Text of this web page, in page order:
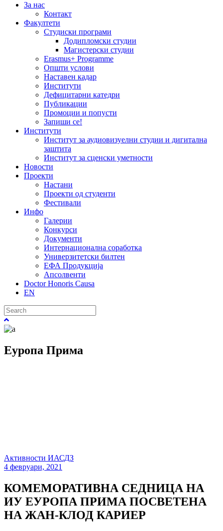
За нас
Контакт
Факултети
Студиски програми
Додипломски студии
Магистерски студии
Erasmus+ Programme
Општи услови
Наставен кадар
Институти
Дефицитарни катедри
Публикации
Промоции и попусти
Запиши се!
Институти
Институт за аудиовизуелни студии и дигитална
заштита
Институт за сценски уметности
Новости
Проекти
Настани
Проекти од студенти
Фестивали
Инфо
Галерии
Конкурси
Документи
Интернационална соработка
Универзитетски билтен
ЕФА Продукција
Апсолвенти
Doctor Honoris Causa
EN
Еуропа Прима
Активности ИАСДЗ
4 февруари, 2021
КОМЕМОРАТИВНА СЕДНИЦА НА
ИУ ЕУРОПА ПРИМА ПОСВЕТЕНА
НА ЖАН-КЛОД КАРИЕР